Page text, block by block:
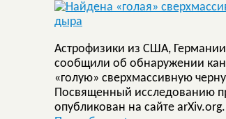
Астрофизики из США,
сообщили об обнаружении
«голую» сверхмассивную
Посвященный исследованию
опубликован на сайте